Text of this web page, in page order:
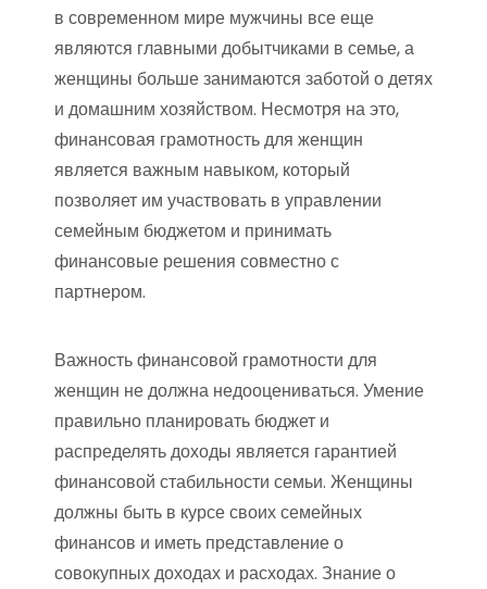
в современном мире мужчины все еще
являются главными добытчиками в семье, а
женщины больше занимаются заботой о детях
и домашним хозяйством. Несмотря на это,
финансовая грамотность для женщин
является важным навыком, который
позволяет им участвовать в управлении
семейным бюджетом и принимать
финансовые решения совместно с
партнером.
Важность финансовой грамотности для
женщин не должна недооцениваться. Умение
правильно планировать бюджет и
распределять доходы является гарантией
финансовой стабильности семьи. Женщины
должны быть в курсе своих семейных
финансов и иметь представление о
совокупных доходах и расходах. Знание о